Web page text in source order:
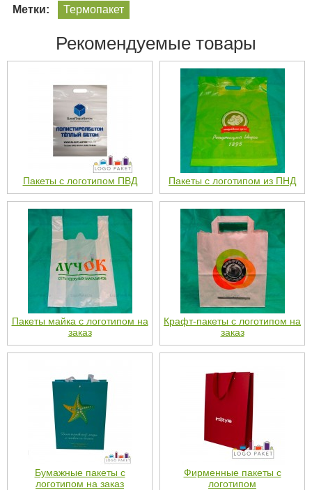
Метки: Термопакет
Рекомендуемые товары
Пакеты с логотипом ПВД Пакеты с логотипом из ПНД
Пакеты майка с логотипом на
заказ
Крафт-пакеты с логотипом на
заказ
Бумажные пакеты с
логотипом на заказ
Фирменные пакеты с
логотипом